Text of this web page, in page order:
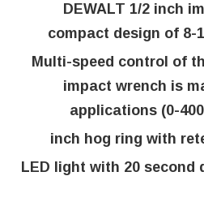
DEWALT 1/2 inch
compact design of 8-
Multi-speed control of
impact wrench is
applications (0-
LED light with 20 second